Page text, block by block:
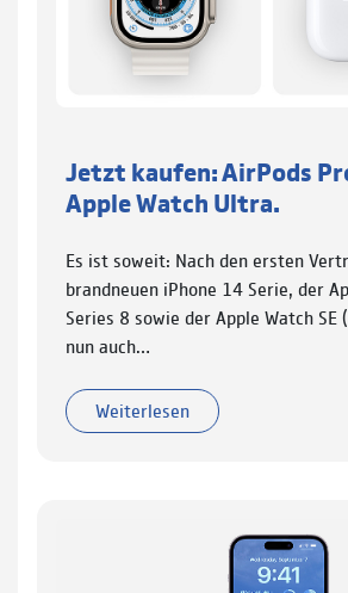
Jetzt kaufen: AirPods
Apple Watch Ultra.
Es ist soweit: Nach den ersten
brandneuen iPhone 14 Serie, der
Series 8 sowie der Apple Watch SE
nun auch…
Weiterlesen